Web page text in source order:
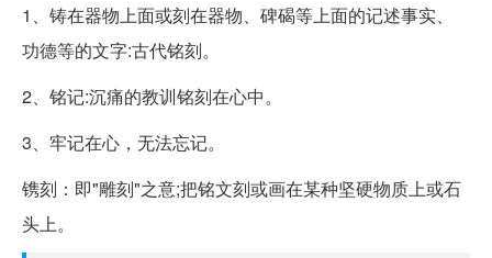
1、铸在器物上面或刻在器物、碑碣等上面的记述事实、
功德等的文字:古代铭刻。
2、铭记:沉痛的教训铭刻在心中。
3、牢记在心，无法忘记。
镌刻：即"雕刻"之意;把铭文刻或画在某种坚硬物质上或石
头上。